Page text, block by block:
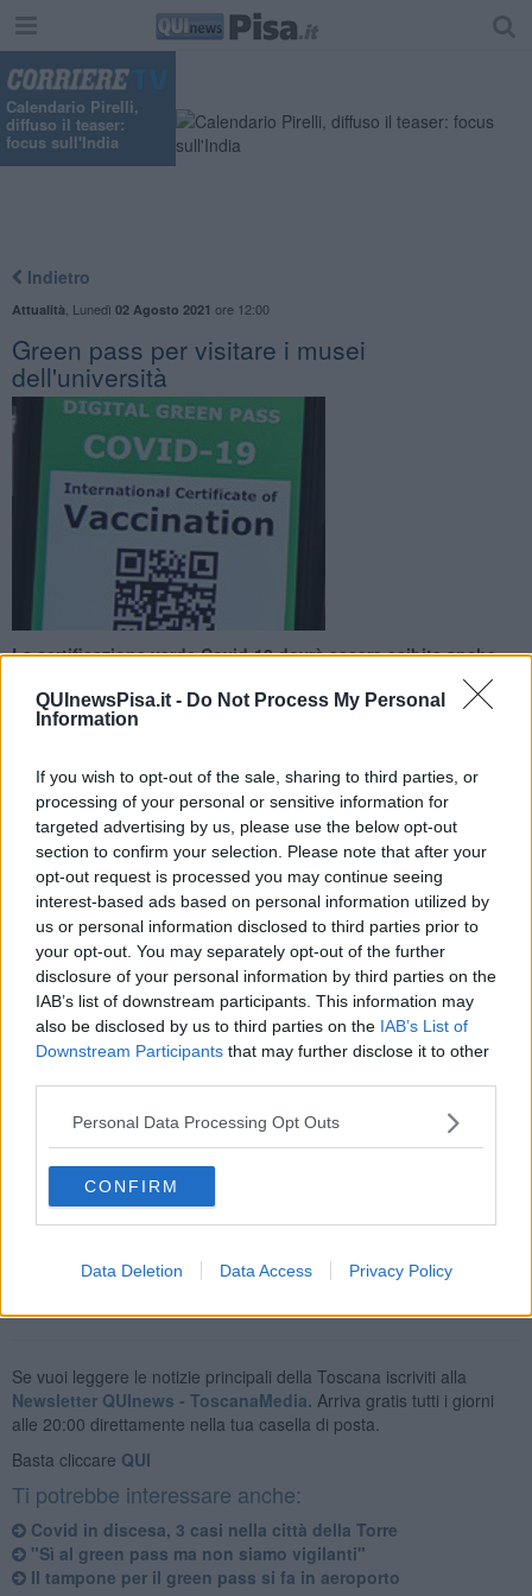
QUInewsPisa.it - Do Not Process My Personal
Information
If you wish to opt-out of the sale, sharing to third parties, or
processing of your personal or sensitive information for
targeted advertising by us, please use the below opt-out
section to confirm your selection. Please note that after your
opt-out request is processed you may continue seeing
interest-based ads based on personal information utilized by
us or personal information disclosed to third parties prior to
your opt-out. You may separately opt-out of the further
disclosure of your personal information by third parties on the
IAB’s list of downstream participants. This information may
also be disclosed by us to third parties on the IAB’s List of
Downstream Participants that may further disclose it to other
Personal Data Processing Opt Outs
CONFIRM
Data Deletion Data Access Privacy Policy
Calendario Pirelli,
diffuso il teaser:
focus sull'India
Indietro
Attualità Lunedì 02 Agosto 2021 ore 12:00
Green pass per visitare i musei
dell'università
La certificazione verde Covid-19 dovrà essere esibita anche
per accedere al sistema museale di ateneo dell’università di
Pisa
PISA —A partire da venerdì 6 Agosto anche per accedere ai musei
delSistema museale di ateneo dell’università di Pisae al
Centro di Ateneo - museo di storia naturale (così come a tutti i
luoghi della cultura), i visitatori dovranno esibire lacertificazione
verde Covid-19 , che attesta l'avvenuta vaccinazione, la negatività
al testmolecolare o antigenico rapido nelle ultime 48 oreo la
guarigione dal Covid negli ultimi sei mesi. Lo ricorda l'università di
Pisa in una nota, confidando "Nella comprensione e nella
collaborazione di tutti".
idonea certificazione medica rilasciata secondo i criteri definiti con
circolare del Ministero della salute".
Se vuoi leggere le notizie principali della Toscana iscriviti alla
Newsletter QUInews - ToscanaMedia. Arriva gratis tutti i giorni
alle 20:00 direttamente nella tua casella di posta.
Basta cliccare QUI
Ti potrebbe interessare anche:
Covid in discesa, 3 casi nella città della Torre
"Sì al green pass ma non siamo vigilanti"
Il tampone per il green pass si fa in aeroporto